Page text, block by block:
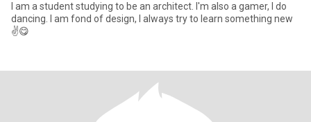
I am a student studying to be an architect. I'm also a gamer, I do
dancing. I am fond of design, I always try to learn something new
✌️😋